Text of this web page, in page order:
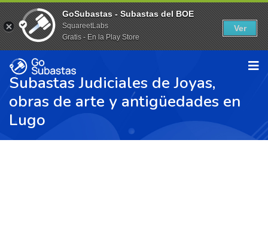
Subastas Judiciales de Joyas,
obras de arte y antigüedades en
Lugo
GoSubastas - Subastas del BOE
SquareetLabs
Gratis - En la Play Store
Ver